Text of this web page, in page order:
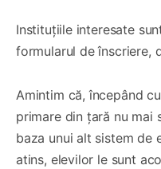
Instituțiile interesate
formularul de înscriere,
Amintim că, începând
primare din țară nu mai
baza unui alt sistem de
atins, elevilor le sunt